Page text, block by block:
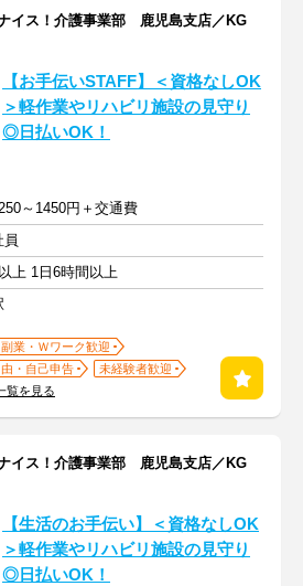
イス！介護事業部 鹿児島支店／KG
【お手伝いSTAFF】＜資格なしOK
＞軽作業やリハビリ施設の見守り
◎日払いOK！
～1450円＋交通費
員
上 1日6時間以上
副業・Ｗワーク歓迎
・自己申告
未経験者歓迎
覧を見る
イス！介護事業部 鹿児島支店／KG
【生活のお手伝い】＜資格なしOK
＞軽作業やリハビリ施設の見守り
◎日払いOK！